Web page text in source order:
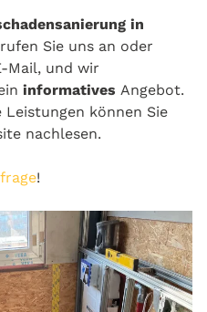
in
Sie uns an oder
Mail, und wir
informatives Angebot.
können Sie
nachlesen.
!